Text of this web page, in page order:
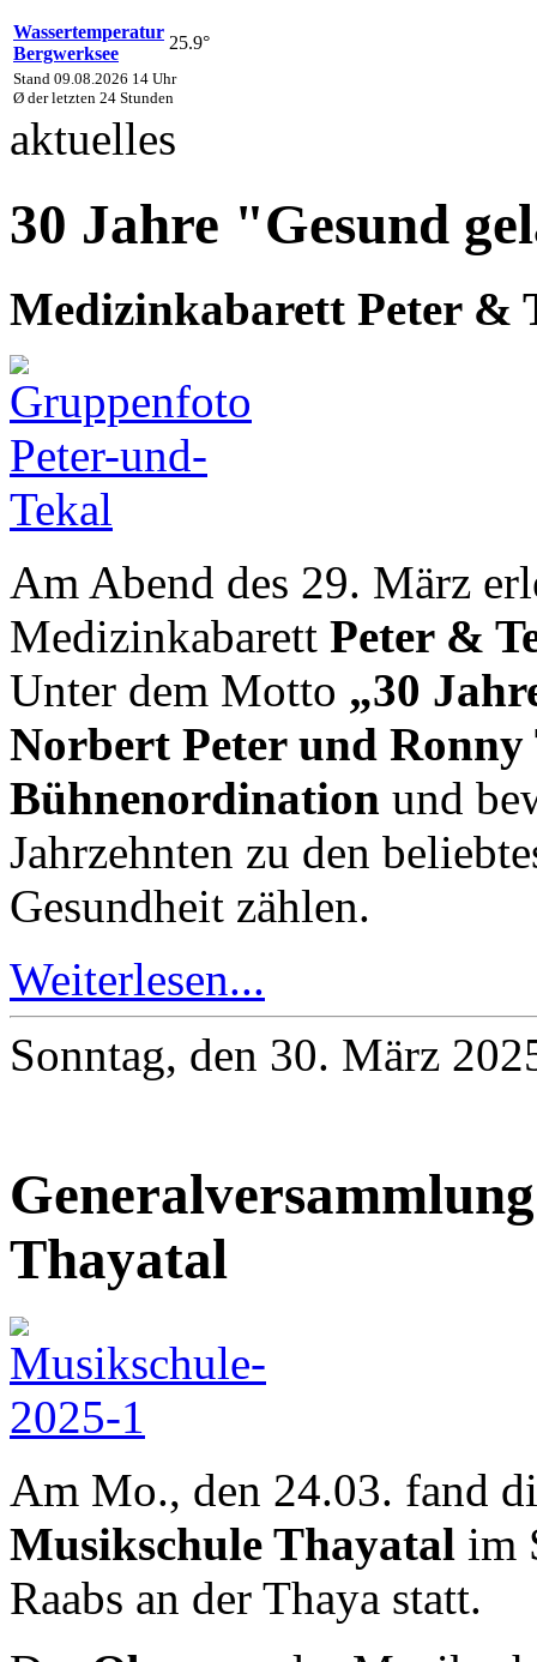
Wassertemperatur
Bergwerksee
25.9°
Stand 09.08.2026 14 Uhr
Ø der letzten 24 Stunden
aktuelles
30 Jahre "Gesund
Medizinkabarett Peter &
Am Abend des 29. März
Medizinkabarett Peter &
Unter dem Motto „30
Norbert Peter und Ronny
Bühnenordination und
Jahrzehnten zu den
Gesundheit zählen.
Weiterlesen...
Sonntag, den 30. März
Thayatal
Am Mo., den 24.03. fand
Musikschule Thayatal im
Raabs an der Thaya statt.